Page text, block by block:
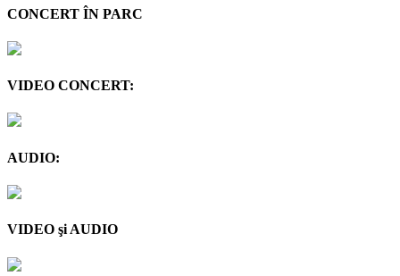
CONCERT ÎN PARC
VIDEO CONCERT:
AUDIO:
VIDEO şi AUDIO